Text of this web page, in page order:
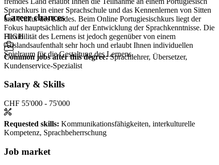
Sprachkurs in einer Sprachschule und das Kennenlernen von Sitten
und Kultur des Landes. Beim Online Portugiesischkurs liegt der
Fokus hauptsächlich auf der Entwicklung der Sprachkenntnisse. Die
Flexibilität des Lernens ist jedoch gegenüber von einem
Auslandsaufenthalt sehr hoch und erlaubt Ihnen individuellen
Spielraum für die Gestaltung des Lernens.
Career chances
HIGH
Common jobs after this degree: Sprachlehrer, Übersetzer,
Kundenservice-Spezialist
Salary & Skills
CHF 55'000 - 75'000
Requested skills: Kommunikationsfähigkeiten, interkulturelle
Kompetenz, Sprachbeherrschung
Job market